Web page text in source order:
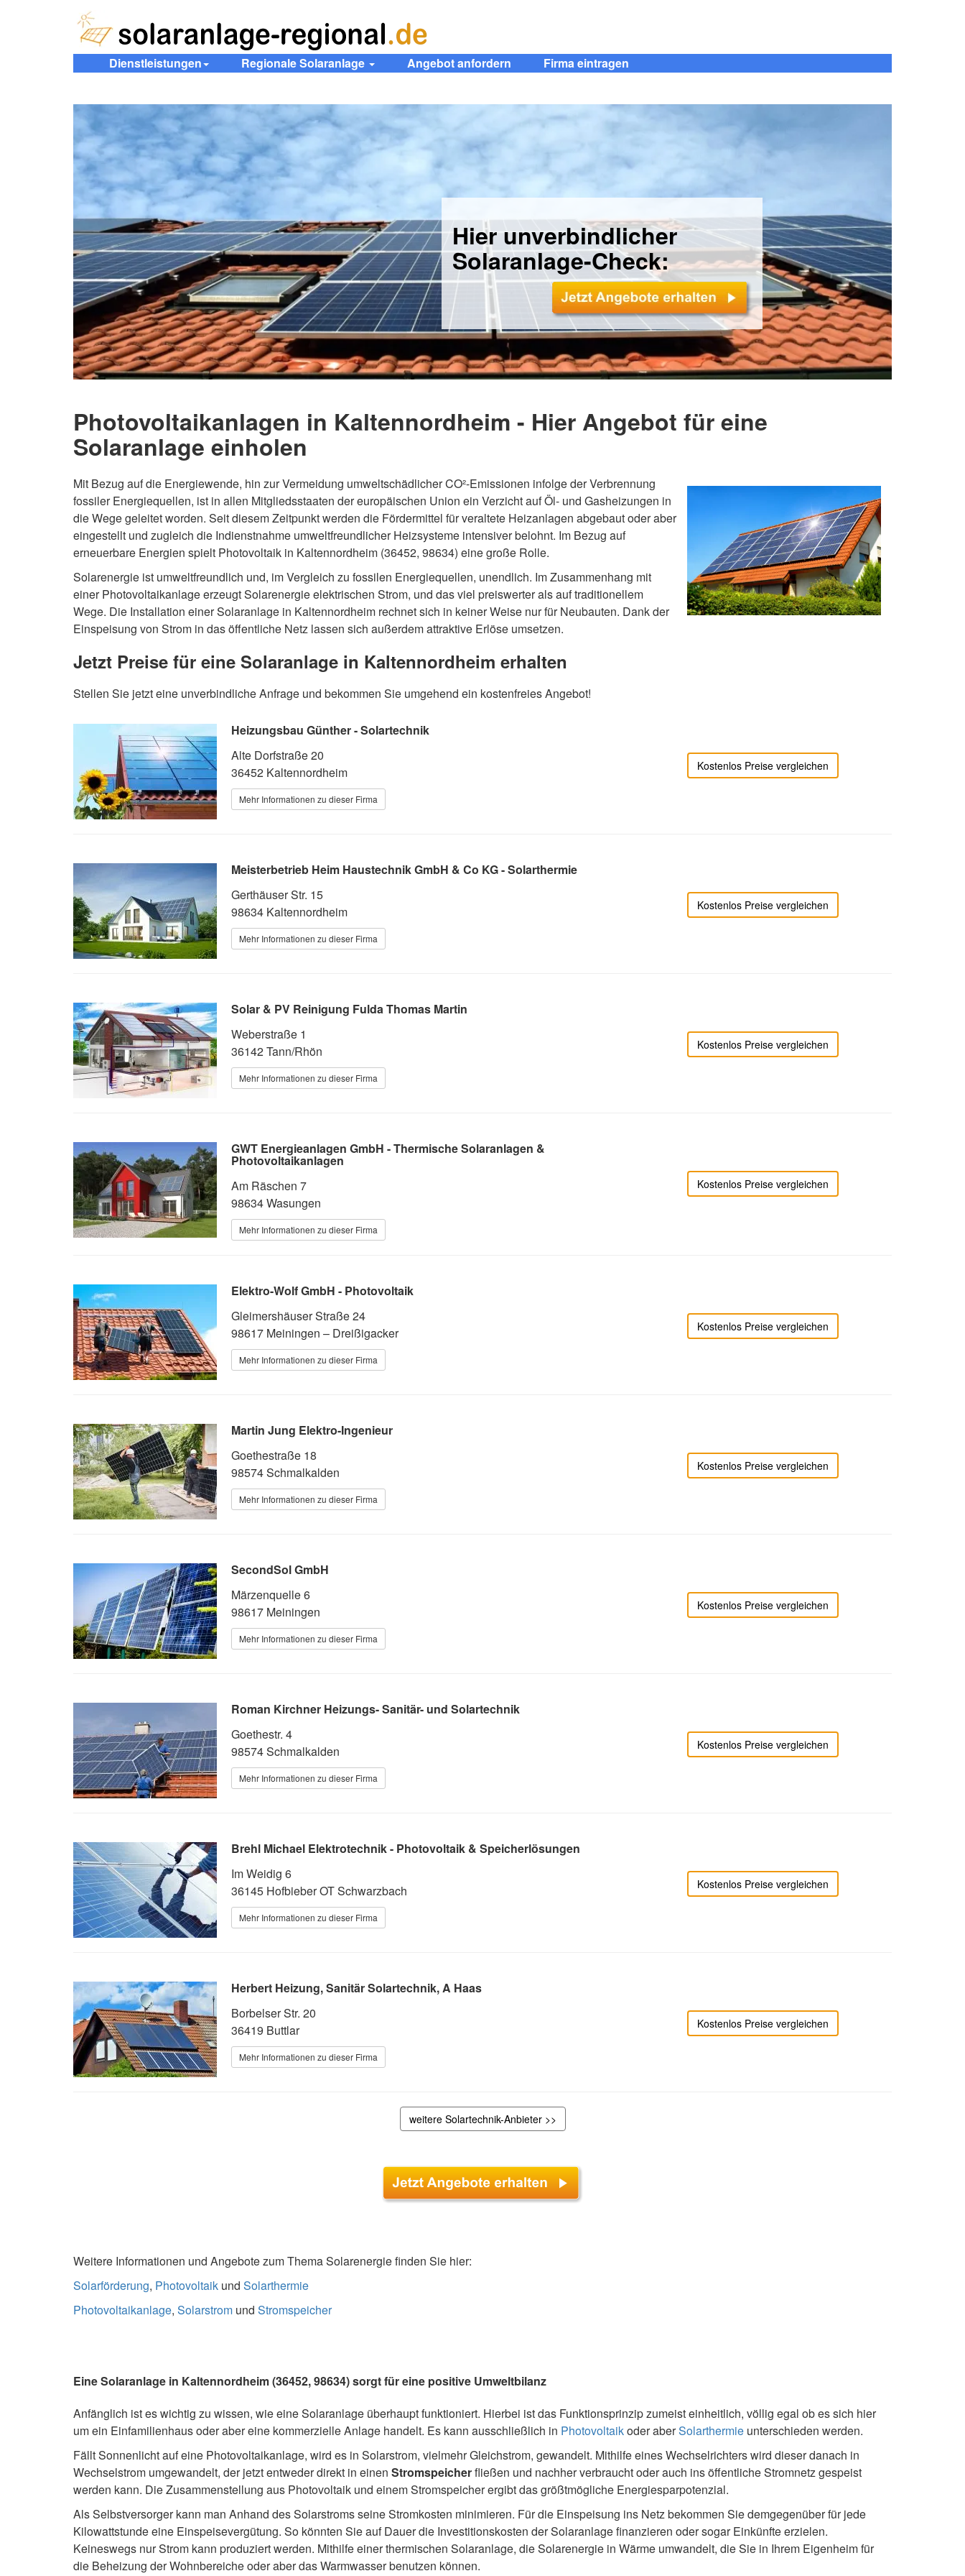
Dienstleistungen Regionale Solaranlage Angebot anfordern Firma eintragen
Hier unverbindlicher
Solaranlage-Check:
Photovoltaikanlagen in Kaltennordheim - Hier Angebot für eine
Solaranlage einholen
Mit Bezug auf die Energiewende, hin zur Vermeidung umweltschädlicher CO²-Emissionen infolge der Verbrennung
fossiler Energiequellen, ist in allen Mitgliedsstaaten der europäischen Union ein Verzicht auf Öl- und Gasheizungen in
die Wege geleitet worden. Seit diesem Zeitpunkt werden die Fördermittel für veraltete Heizanlagen abgebaut oder aber
eingestellt und zugleich die Indienstnahme umweltfreundlicher Heizsysteme intensiver belohnt. Im Bezug auf
erneuerbare Energien spielt Photovoltaik in Kaltennordheim (36452, 98634) eine große Rolle.
Solarenergie ist umweltfreundlich und, im Vergleich zu fossilen Energiequellen, unendlich. Im Zusammenhang mit
einer Photovoltaikanlage erzeugt Solarenergie elektrischen Strom, und das viel preiswerter als auf traditionellem
Wege. Die Installation einer Solaranlage in Kaltennordheim rechnet sich in keiner Weise nur für Neubauten. Dank der
Einspeisung von Strom in das öffentliche Netz lassen sich außerdem attraktive Erlöse umsetzen.
Jetzt Preise für eine Solaranlage in Kaltennordheim erhalten
Stellen Sie jetzt eine unverbindliche Anfrage und bekommen Sie umgehend ein kostenfreies Angebot!
Heizungsbau Günther - Solartechnik
Alte Dorfstraße 20
36452 Kaltennordheim
Mehr Informationen zu dieser Firma
Kostenlos Preise vergleichen
Meisterbetrieb Heim Haustechnik GmbH & Co KG - Solarthermie
Gerthäuser Str. 15
98634 Kaltennordheim
Mehr Informationen zu dieser Firma
Kostenlos Preise vergleichen
Solar & PV Reinigung Fulda Thomas Martin
Weberstraße 1
36142 Tann/Rhön
Mehr Informationen zu dieser Firma
Kostenlos Preise vergleichen
GWT Energieanlagen GmbH - Thermische Solaranlagen &
Photovoltaikanlagen
Am Räschen 7
98634 Wasungen
Mehr Informationen zu dieser Firma
Kostenlos Preise vergleichen
Elektro-Wolf GmbH - Photovoltaik
Gleimershäuser Straße 24
98617 Meiningen – Dreißigacker
Mehr Informationen zu dieser Firma
Kostenlos Preise vergleichen
Martin Jung Elektro-Ingenieur
Goethestraße 18
98574 Schmalkalden
Mehr Informationen zu dieser Firma
Kostenlos Preise vergleichen
SecondSol GmbH
Märzenquelle 6
98617 Meiningen
Mehr Informationen zu dieser Firma
Kostenlos Preise vergleichen
Roman Kirchner Heizungs- Sanitär- und Solartechnik
Goethestr. 4
98574 Schmalkalden
Mehr Informationen zu dieser Firma
Kostenlos Preise vergleichen
Brehl Michael Elektrotechnik - Photovoltaik & Speicherlösungen
Im Weidig 6
36145 Hofbieber OT Schwarzbach
Mehr Informationen zu dieser Firma
Kostenlos Preise vergleichen
Herbert Heizung, Sanitär Solartechnik, A Haas
Borbelser Str. 20
36419 Buttlar
Mehr Informationen zu dieser Firma
Kostenlos Preise vergleichen
weitere Solartechnik-Anbieter >>
Weitere Informationen und Angebote zum Thema Solarenergie finden Sie hier:
Solarförderung, Photovoltaik und Solarthermie
Photovoltaikanlage, Solarstrom und Stromspeicher
Eine Solaranlage in Kaltennordheim (36452, 98634) sorgt für eine positive Umweltbilanz
Anfänglich ist es wichtig zu wissen, wie eine Solaranlage überhaupt funktioniert. Hierbei ist das Funktionsprinzip zumeist einheitlich, völlig egal ob es sich hier
um ein Einfamilienhaus oder aber eine kommerzielle Anlage handelt. Es kann ausschließlich in Photovoltaikoder aberSolarthermie unterschieden werden.
Fällt Sonnenlicht auf eine Photovoltaikanlage, wird es in Solarstrom, vielmehr Gleichstrom, gewandelt. Mithilfe eines Wechselrichters wird dieser danach in
Wechselstrom umgewandelt, der jetzt entweder direkt in einen Stromspeicherfließen und nachher verbraucht oder auch ins öffentliche Stromnetz gespeist
werden kann. Die Zusammenstellung aus Photovoltaik und einem Stromspeicher ergibt das größtmögliche Energiesparpotenzial.
Als Selbstversorger kann man Anhand des Solarstroms seine Stromkosten minimieren. Für die Einspeisung ins Netz bekommen Sie demgegenüber für jede
Kilowattstunde eine Einspeisevergütung. So könnten Sie auf Dauer die Investitionskosten der Solaranlage finanzieren oder sogar Einkünfte erzielen.
Keineswegs nur Strom kann produziert werden. Mithilfe einer thermischen Solaranlage, die Solarenergie in Wärme umwandelt, die Sie in Ihrem Eigenheim für
die Beheizung der Wohnbereiche oder aber das Warmwasser benutzen können.